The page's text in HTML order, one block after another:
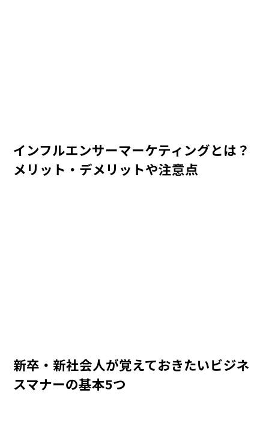
インフルエンサーマーケティングとは？
メリット・デメリットや注意点
新卒・新社会人が覚えておきたいビジネ
スマナーの基本5つ